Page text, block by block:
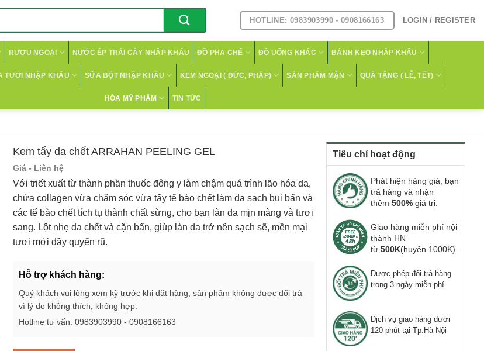
HOTLINE: 0983903990 - 0908166163 LOGIN / REGISTER
RƯỢU NGOẠI NƯỚC ÉP TRÁI CÂY NHẬP KHẨU ĐỒ PHA CHẾ ĐỒ UỐNG KHÁC BÁNH KẸO NHẬP KHẨU
TƯƠI NHẬP KHẨU SỮA BỘT NHẬP KHẨU KEM NGOẠI ( ĐỨC, PHÁP) SẢN PHẨM MẶN QUÀ TẶNG ( LỄ, TẾT)
HÓA MỸ PHẨM TIN TỨC
Tiêu chí hoạt động
Phát hiện hàng giả, bạn
trả hàng và nhận
thêm 500% giá trị.
Giao hàng miễn phí nội
thành HN
từ 500K(huyện 1000K).
Được phép đổi trả hàng
trong 3 ngày miễn phí
Dịch vụ giao hàng dưới
120 phút tại Tp.Hà Nội
Kem tẩy da chết ARRAHAN PEELING GEL
Giá - Liên hệ
Với triết xuất từ thành phần thuốc đông y làm chậm quá trình lão hóa da,
chứa collagen vừa chăm sóc vừa tẩy tế bào chết làm da sạch bụi bẩn và
các tế bào chết tích tụ thành chất sừng, cho bạn làn da mịn màng và tươi
sang. Lột nhẹ da chết và cặn bẩn, giúp làn da trở nên sạch sẽ, mền mại
tươi mới đầy quyến rũ.
Hỗ trợ khách hàng:
Quý khách vui lòng xem kỹ trước khi đặt hàng, sản phẩm không được đổi trả
vì lý do không thích, không hợp.
Hotline tư vấn: 0983903990 - 0908166163